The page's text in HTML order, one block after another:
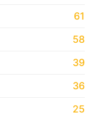
61
58
39
36
25